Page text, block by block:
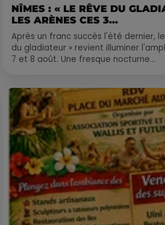
NÎMES : « LE RÊVE DU
LES ARÈNES CES 3...
Après un franc succès l'été dernier,
du gladiateur » revient illuminer
7 et 8 août. Une fresque nocturne...